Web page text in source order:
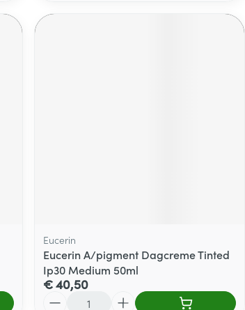
Eucerin
Eucerin A/pigment Dagcreme Tinted
Ip30 Medium 50ml
€ 40,50